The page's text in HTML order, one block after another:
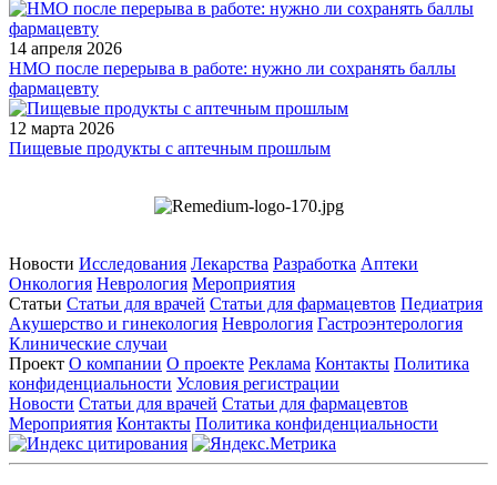
14 апреля 2026
НМО после перерыва в работе: нужно ли сохранять баллы
фармацевту
12 марта 2026
Пищевые продукты с аптечным прошлым
Новости Исследования Лекарства Разработка Аптеки
Онкология Неврология Мероприятия
Статьи Статьи для врачей Статьи для фармацевтов Педиатрия
Акушерство и гинекология Неврология Гастроэнтерология
Клинические случаи
Проект О компании О проекте Реклама Контакты Политика
конфиденциальности Условия регистрации
Новости Статьи для врачей Статьи для фармацевтов
Мероприятия Контакты Политика конфиденциальности